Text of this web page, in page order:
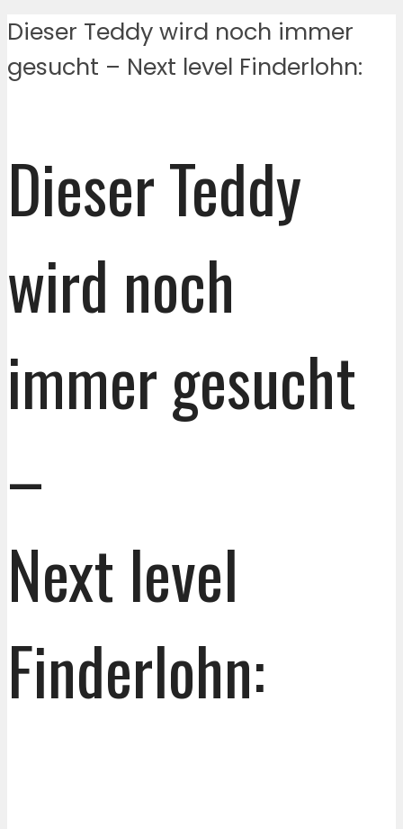
Dieser Teddy wird noch immer
gesucht – Next level Finderlohn:
Dieser Teddy
wird noch
immer gesucht
–
Next level
Finderlohn: